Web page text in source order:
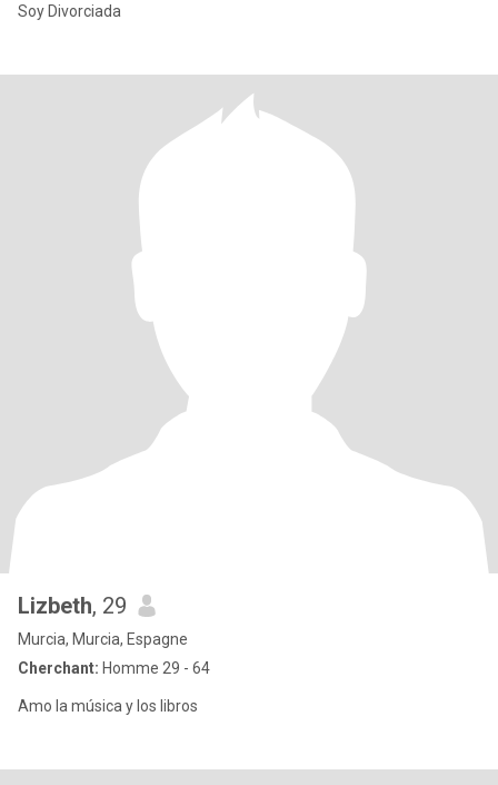
Soy Divorciada
Lizbeth, 29
Murcia, Murcia, Espagne
Cherchant: Homme 29 - 64
Amo la música y los libros